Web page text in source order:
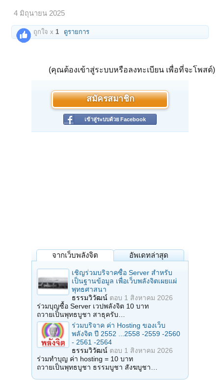
4 มิถุนายน 2025
ถูกใจ x1 ดูรายการ
(คุณต้องเข้าสู่ระบบหรือลงทะเบียน เพื่อที่จะโพสต์)
สมัครสมาชิก
เข้าสู่ระบบด้วย Facebook
จากเว็บพลังจิต อัพเดทล่าสุด
เชิญร่วมบริจาคซื้อ Server สำหรับ
เป็นฐานข้อมูล เพื่อเว็บพลังจิตเผยแผ่
พุทธศาสนา
ธรรมวิวัฒน์ ตอบ 1 สิงหาคม 2026
ร่วมบุญซื้อ Server เวปพลังจิต 10 บาท
ถวายเป็นพุทธบูชา สาธุครับ…
ร่วมบริจาค ค่า Hosting ของเว็บ
พลังจิต ปี 2552 ...2558 -2559 -2560
- 2561 -2564
ธรรมวิวัฒน์ ตอบ 1 สิงหาคม 2026
ร่วมทำบุญ ค่า hosting = 10 บาท
ถวายเป็นพุทธบูชา ธรรมบูชา สังฆบูชา…